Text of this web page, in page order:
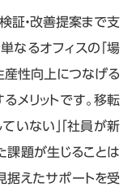
証・改善提案まで支
なるオフィスの「場
産性向上につなげる
メリットです。移転
いない」「社員が新
課題が生じることは
据えたサポートを受